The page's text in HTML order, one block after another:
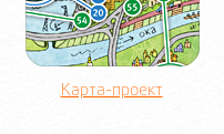
Карта-проект